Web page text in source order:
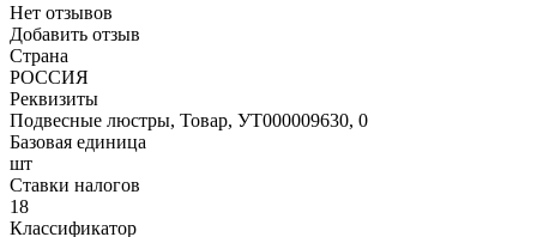
Нет отзывов
Добавить отзыв
Страна
РОССИЯ
Реквизиты
Подвесные люстры, Товар, УТ000009630, 0
Базовая единица
шт
Ставки налогов
18
Классификатор